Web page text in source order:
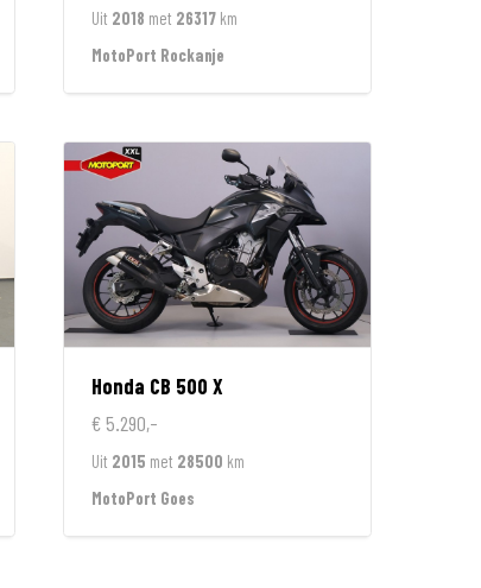
Uit 2018 met 26317km
MotoPort Rockanje
Honda CB 500 X
€ 5.290,-
Uit 2015 met 28500 km
MotoPort Goes